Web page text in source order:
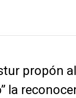
propón al
la